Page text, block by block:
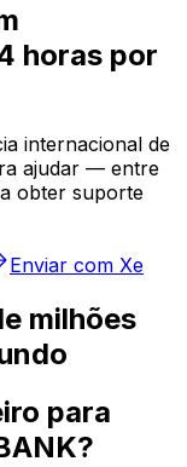
horas por
internacional de
ajudar — entre
obter suporte
Enviar com Xe
milhões
para